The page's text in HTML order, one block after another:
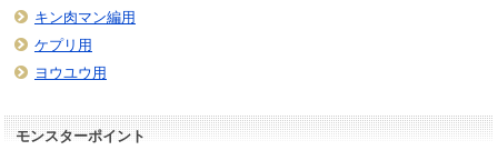
キン肉マン編用
ケプリ用
ヨウユウ用
モンスターポイント